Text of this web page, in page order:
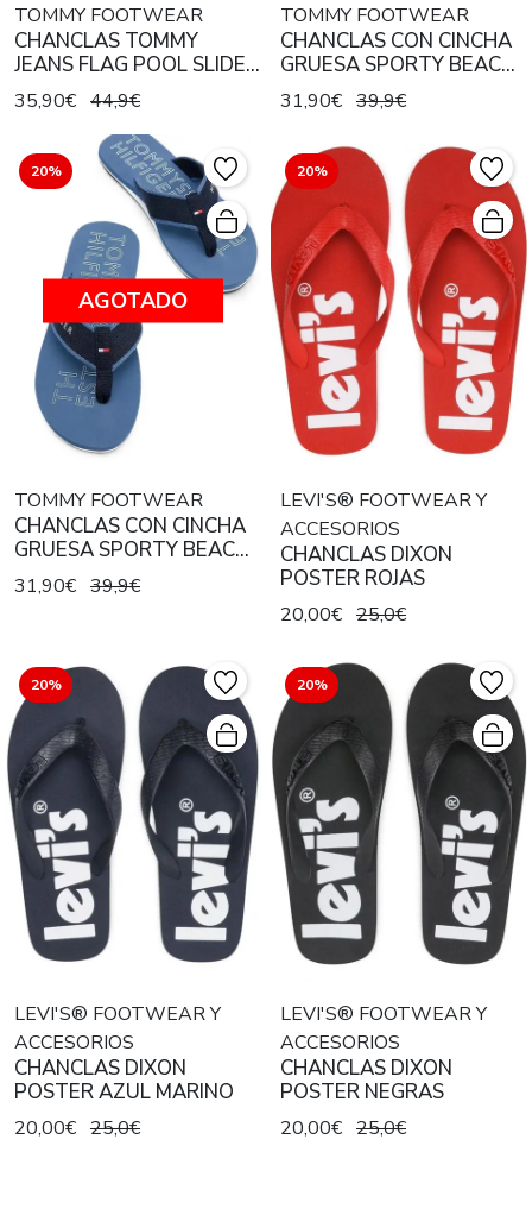
TOMMY FOOTWEAR
CHANCLAS TOMMY
JEANS FLAG POOL SLIDE
AZUL MARINO
35,90€ 44,9€
TOMMY FOOTWEAR
CHANCLAS CON CINCHA
GRUESA SPORTY BEACH
AZUL MARINO
31,90€ 39,9€
20%
AGOTADO
TOMMY FOOTWEAR
CHANCLAS CON CINCHA
GRUESA SPORTY BEACH
AZUL
31,90€ 39,9€
20%
LEVI'S® FOOTWEAR Y
ACCESORIOS
CHANCLAS DIXON
POSTER ROJAS
20,00€ 25,0€
20%
LEVI'S® FOOTWEAR Y
ACCESORIOS
CHANCLAS DIXON
POSTER AZUL MARINO
20,00€ 25,0€
20%
LEVI'S® FOOTWEAR Y
ACCESORIOS
CHANCLAS DIXON
POSTER NEGRAS
20,00€ 25,0€